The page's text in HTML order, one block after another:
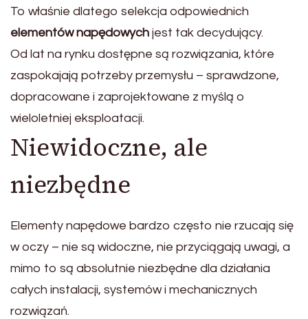
To właśnie dlatego selekcja odpowiednich
elementów napędowych jest tak decydujący.
Od lat na rynku dostępne są rozwiązania, które
zaspokajają potrzeby przemysłu – sprawdzone,
dopracowane i zaprojektowane z myślą o
wieloletniej eksploatacji.
Niewidoczne, ale
niezbędne
Elementy napędowe bardzo często nie rzucają się
w oczy – nie są widoczne, nie przyciągają uwagi, a
mimo to są absolutnie niezbędne dla działania
całych instalacji, systemów i mechanicznych
rozwiązań.